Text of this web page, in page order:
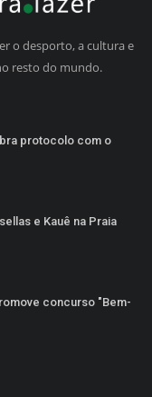
o desporto, a cultura e
resto do mundo.
protocolo com o
e Kauê na Praia
concurso "Bem-